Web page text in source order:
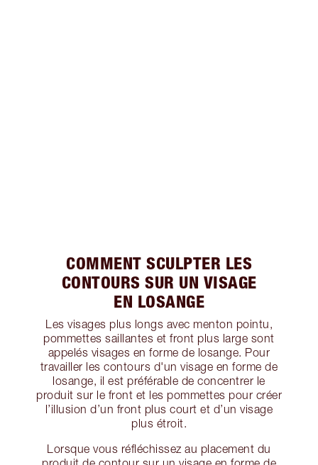
COMMENT SCULPTER LES
CONTOURS SUR UN VISAGE
EN LOSANGE
Les visages plus longs avec menton pointu,
pommettes saillantes et front plus large sont
appelés visages en forme de losange. Pour
travailler les contours d'un visage en forme de
losange, il est préférable de concentrer le
produit sur le front et les pommettes pour créer
l’illusion d’un front plus court et d’un visage
plus étroit.
Lorsque vous réfléchissez au placement du